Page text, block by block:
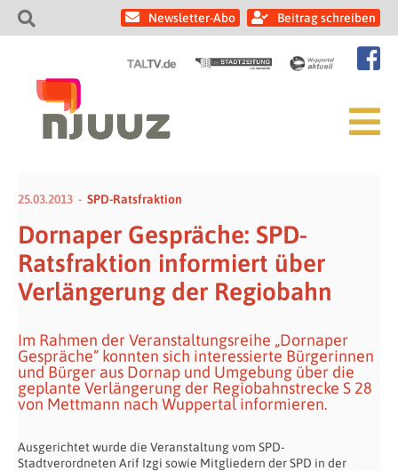
Newsletter-Abo Beitrag schreiben
25.03.2013 SPD-Ratsfraktion
Dornaper Gespräche: SPD-
Ratsfraktion informiert über
Verlängerung der Regiobahn
Im Rahmen der Veranstaltungsreihe „Dornaper
Gespräche“ konnten sich interessierte Bürgerinnen
und Bürger aus Dornap und Umgebung über die
geplante Verlängerung der Regiobahnstrecke S 28
von Mettmann nach Wuppertal informieren.
Ausgerichtet wurde die Veranstaltung vom SPD-
Stadtverordneten Arif Izgi sowie Mitgliedern der SPD in der